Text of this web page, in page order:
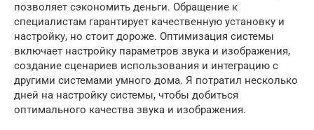
позволяет сэкономить деньги. Обращение к
специалистам гарантирует качественную установку и
настройку, но стоит дороже. Оптимизация системы
включает настройку параметров звука и изображения,
создание сценариев использования и интеграцию с
другими системами умного дома. Я потратил несколько
дней на настройку системы, чтобы добиться
оптимального качества звука и изображения.